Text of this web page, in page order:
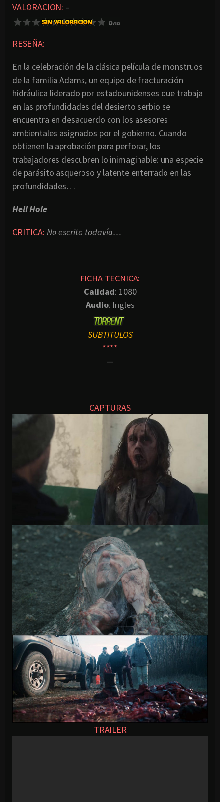
VALORACION: –
RESEÑA:
En la celebración de la clásica película de monstruos
de la familia Adams, un equipo de fracturación
hidráulica liderado por estadounidenses que trabaja
en las profundidades del desierto serbio se
encuentra en desacuerdo con los asesores
ambientales asignados por el gobierno. Cuando
obtienen la aprobación para perforar, los
trabajadores descubren lo inimaginable: una especie
de parásito asqueroso y latente enterrado en las
profundidades…
Hell Hole
CRITICA: No escrita todavía…
FICHA TECNICA:
Calidad: 1080
Audio: Ingles
SUBTITULOS
****
—
CAPTURAS
TRAILER